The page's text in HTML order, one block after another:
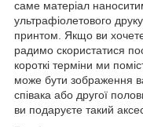
саме матеріал
ультрафіолетового
принтом. Якщо ви
радимо скористатися
короткі терміни ми
може бути зображення
співака або другої
ви подаруєте такий